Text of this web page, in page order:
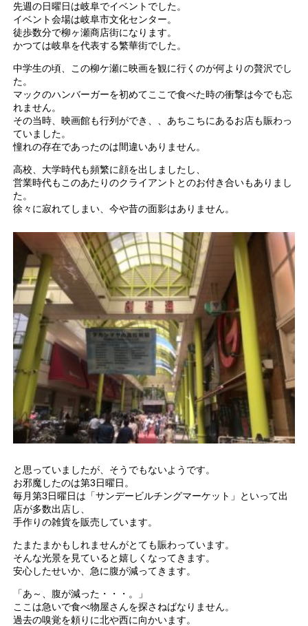
先週の日曜日は岐阜でイベントでした。
イベント会場は岐阜市文化センター。
徒歩数分で柳ヶ瀬商店街になります。
かつては岐阜を代表する繁華街でした。
中学生の頃、この柳ケ瀬に映画を観に行くのが何よりの贅沢でし
た。
マックのハンバーガーを初めてここで食べた時の衝撃は今でも忘
れません。
その当時、映画館も行列ができ、、あちこちにあるお店も賑わっ
ていました。
憧れの存在であったのは間違いありません。
高校、大学時代も頻繁に顔を出しましたし、
営業時代もこのあたりのクライアントとのお付き合いもありまし
た。
徐々に寂れてしまい、今や昔の面影はありません。
と思っていましたが、そうでもないようです。
お邪魔したのは第3日曜日。
毎月第3日曜日は「サンデービルチングマーケット」といって出
店が多数出店し、
手作りの雑貨を販売しています。
たまたまかもしれませんがとても賑わっています。
そんな光景を見ていると嬉しくなってきます。
安心したせいか、急に腹が減ってきます。
「あ～、腹が減った・・・。」
ここは急いで食べ物屋さんを探さねばなりません。
過去の嗅覚を頼りに北や西に向かいます。